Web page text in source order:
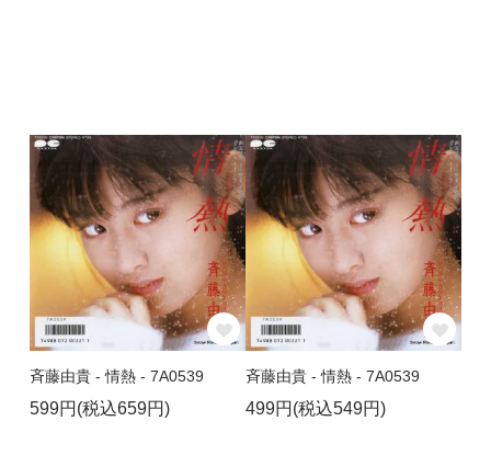
斉藤由貴 - 情熱 - 7A0539
599円(税込659円)
斉藤由貴 - 情熱 - 7A0539
499円(税込549円)